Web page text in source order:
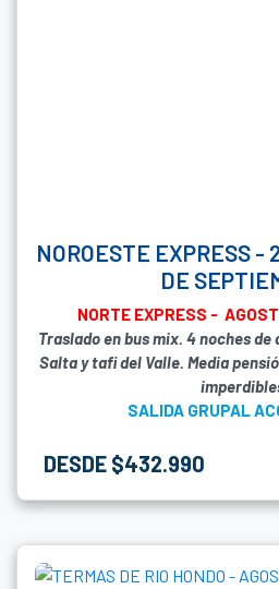
NOROESTE EXPRESS -
DE
NORTE EXPRESS -
Traslado en bus mix. 4 noches
Salta y tafi del Valle. Media
SALIDA GRUPAL
DESDE $432.990